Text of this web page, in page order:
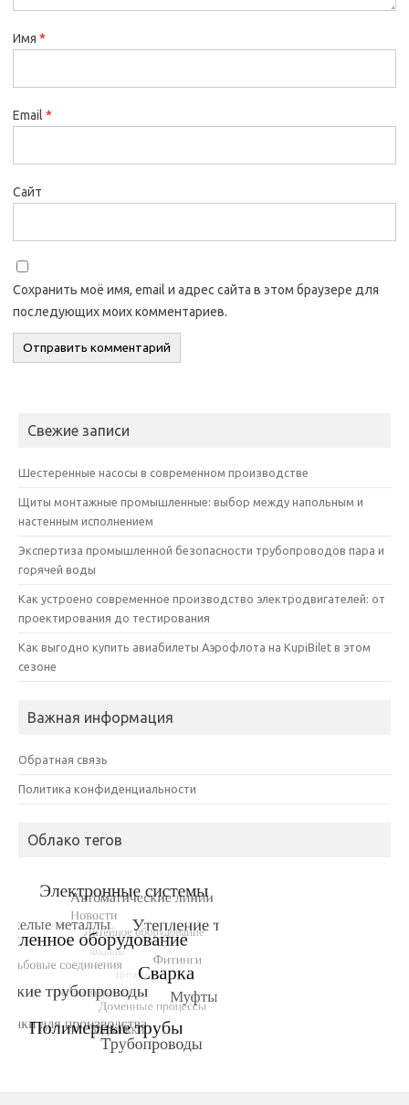
Имя *
Email *
Сайт
Сохранить моё имя, email и адрес сайта в этом браузере для
последующих моих комментариев.
Свежие записи
Шестеренные насосы в современном производстве
Щиты монтажные промышленные: выбор между напольным и
настенным исполнением
Экспертиза промышленной безопасности трубопроводов пара и
горячей воды
Как устроено современное производство электродвигателей: от
проектирования до тестирования
Как выгодно купить авиабилеты Аэрофлота на KupiBilet в этом
сезоне
Важная информация
Обратная связь
Политика конфиденциальности
Облако тегов